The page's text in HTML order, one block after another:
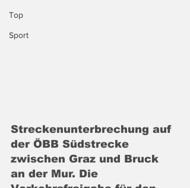
Top
Sport
Streckenunterbrechung auf
der ÖBB Südstrecke
zwischen Graz und Bruck
an der Mur. Die